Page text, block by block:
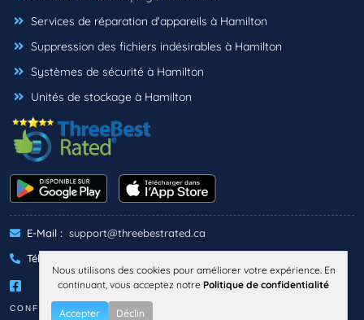
Services de réparation d'appareils à Hamilton
Suppression des fichiers indésirables à Hamilton
Systèmes de sécurité à Hamilton
Unités de stockage à Hamilton
E-Mail : support@threebestrated.ca
Téléphone :
CONFIDENTIALITÉ TERMES
Nous utilisons des cookies pour améliorer votre expérience. En
continuant, vous acceptez notre Politique de confidentialité
Accepter Déclin